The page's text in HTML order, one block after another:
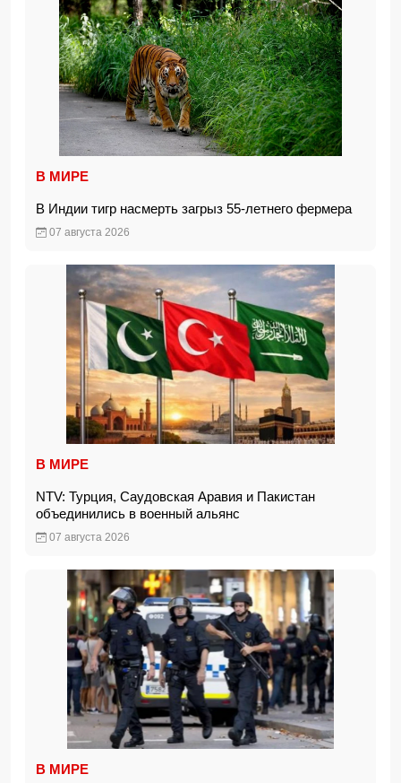
В МИРЕ
В Индии тигр насмерть загрыз 55-летнего фермера
07 августа 2026
В МИРЕ
NTV: Турция, Саудовская Аравия и Пакистан
объединились в военный альянс
07 августа 2026
В МИРЕ